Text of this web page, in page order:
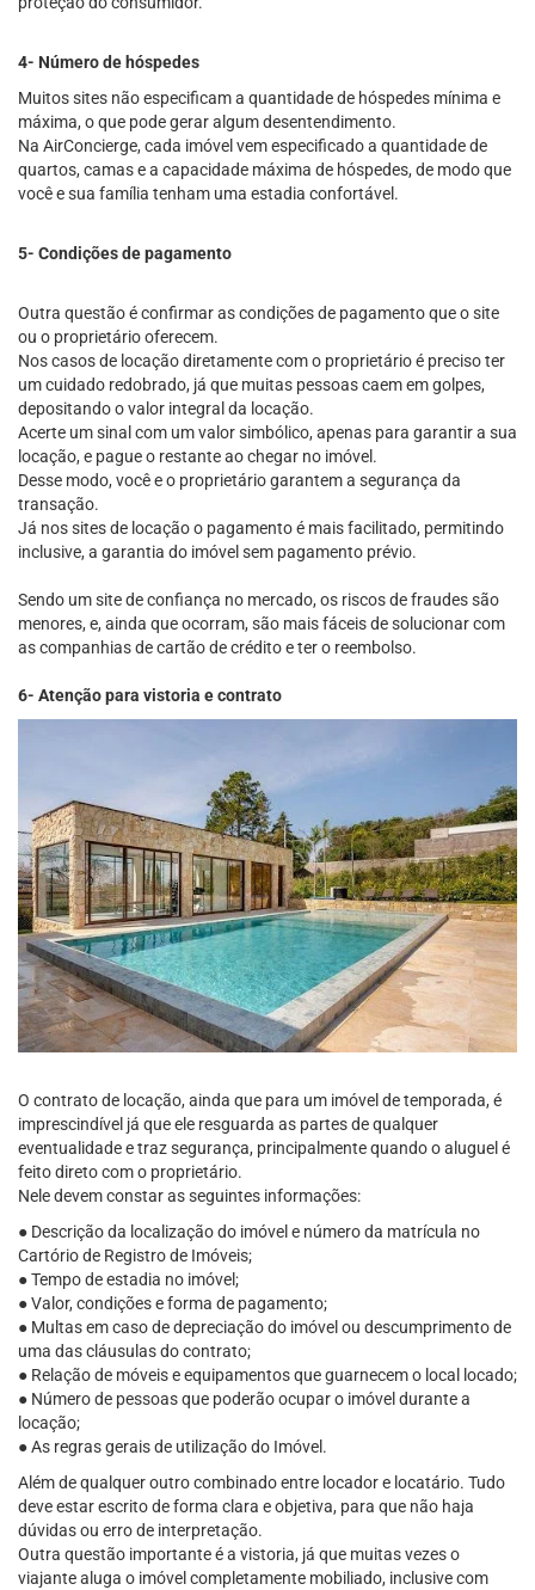
4- Número de hóspedes
Muitos sites não especificam a quantidade de hóspedes mínima e
máxima, o que pode gerar algum desentendimento.
Na AirConcierge, cada imóvel vem especificado a quantidade de
quartos, camas e a capacidade máxima de hóspedes, de modo que
você e sua família tenham uma estadia confortável.
5- Condições de pagamento
Outra questão é confirmar as condições de pagamento que o site
ou o proprietário oferecem.
Nos casos de locação diretamente com o proprietário é preciso ter
um cuidado redobrado, já que muitas pessoas caem em golpes,
depositando o valor integral da locação.
Acerte um sinal com um valor simbólico, apenas para garantir a sua
locação, e pague o restante ao chegar no imóvel.
Desse modo, você e o proprietário garantem a segurança da
transação.
Já nos sites de locação o pagamento é mais facilitado, permitindo
inclusive, a garantia do imóvel sem pagamento prévio.
Sendo um site de confiança no mercado, os riscos de fraudes são
menores, e, ainda que ocorram, são mais fáceis de solucionar com
as companhias de cartão de crédito e ter o reembolso.
6- Atenção para vistoria e contrato
O contrato de locação, ainda que para um imóvel de temporada, é
imprescindível já que ele resguarda as partes de qualquer
eventualidade e traz segurança, principalmente quando o aluguel é
feito direto com o proprietário.
Nele devem constar as seguintes informações:
● Descrição da localização do imóvel e número da matrícula no
Cartório de Registro de Imóveis;
● Tempo de estadia no imóvel;
● Valor, condições e forma de pagamento;
● Multas em caso de depreciação do imóvel ou descumprimento de
uma das cláusulas do contrato;
● Relação de móveis e equipamentos que guarnecem o local locado;
● Número de pessoas que poderão ocupar o imóvel durante a
locação;
● As regras gerais de utilização do Imóvel.
Além de qualquer outro combinado entre locador e locatário. Tudo
deve estar escrito de forma clara e objetiva, para que não haja
dúvidas ou erro de interpretação.
Outra questão importante é a vistoria, já que muitas vezes o
viajante aluga o imóvel completamente mobiliado, inclusive com